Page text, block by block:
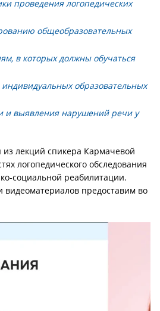
проведения логопедических
общеобразовательных
в которых должны обучаться
образовательных
и выявления нарушений речи у
лекций спикера Кармачевой
логопедического обследования
социальной реабилитации.
видеоматериалов предоставим во